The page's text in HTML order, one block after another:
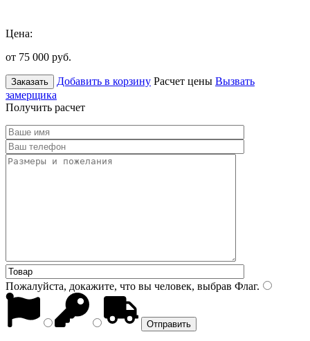
Цена:
от 75 000 руб.
Заказать Добавить в корзину Расчет цены Вызвать
замерщика
Получить расчет
Пожалуйста, докажите, что вы человек, выбрав Флаг.